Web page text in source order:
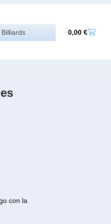
Billiards 0,00€
con la